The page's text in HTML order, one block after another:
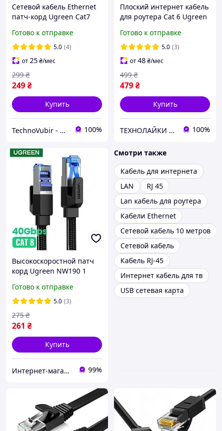
Сетевой кабель Ethernet
патч-корд Ugreen Cat7
(черный) NW107
Готово к отправке
5.0 (4)
от25₴/мес
249₴
299 ₴
Купить
TechnoVubir - только качественные аксессуары 100%
Плоский интернет кабель
для роутера Cat 6 Ugreen
гигабитный lan провод
RJ45 15 метров
Готово к отправке
5.0 (3)
от48₴/мес
479₴
499 ₴
Купить
ТЕХНОЛАЙКИ - лучшие аксессуары для вашей техники. 100%
Высокоскоростной патч
корд Ugreen NW190 1
Гбит\с Ethernet RJ45 Cat 8
плоский Black
Готово к отправке
5.0 (3)
261 ₴
275 ₴
Купить
Интернет-магазин Смарт Хаус 99%
Смотри также
Кабель для интернета
LAN
RJ 45
Lan кабель для роутера
Кабели Ethernet
Сетевой кабель 10 метров
Сетевой кабель
Кабель RJ-45
Интернет кабель для тв
USB сетевая карта